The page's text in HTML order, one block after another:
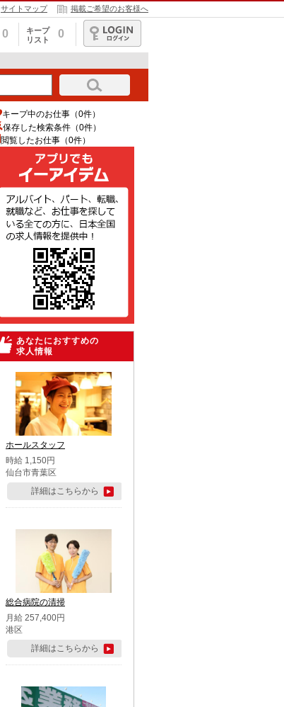
サイトマップ 掲載ご希望のお客様へ
0
キープ
リスト
0
ログイン
キープ中のお仕事（0件）
保存した検索条件（0件）
閲覧したお仕事（0件）
あなたにおすすめの
求人情報
ホールスタッフ
時給 1,150円
仙台市青葉区
詳細はこちらから
総合病院の清掃
月給 257,400円
港区
詳細はこちらから